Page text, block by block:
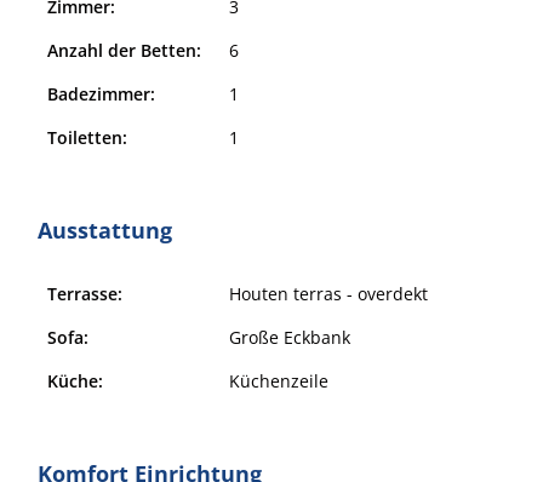
Zimmer:
3
Anzahl der Betten:
6
Badezimmer:
1
Toiletten:
1
Ausstattung
Terrasse:
Houten terras - overdekt
Sofa:
Große Eckbank
Küche:
Küchenzeile
Komfort Einrichtung